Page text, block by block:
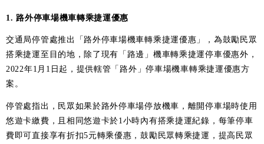
1. 路外停車場機車轉乘捷運優惠
交通局停管處推出「路外停車場機車轉乘捷運優惠」，為鼓勵民眾
搭乘捷運至目的地，除了現有「路邊」機車轉乘捷運停車優惠外，
2022年1月1日起，提供轄管「路外」停車場機車轉乘捷運優惠方
案。
停管處指出，民眾如果於路外停車場停放機車，離開停車場時使用
悠遊卡繳費，且相同悠遊卡於1小時內有搭乘捷運紀錄，每筆停車
費即可直接享有折扣5元轉乘優惠，鼓勵民眾轉乘捷運，提高民眾